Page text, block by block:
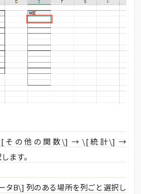
の他の関数\] → \[統計\] →
ます。
タB\] 列のある場所を列ごと選択し